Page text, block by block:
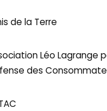
de la Terre
Léo Lagrange
des